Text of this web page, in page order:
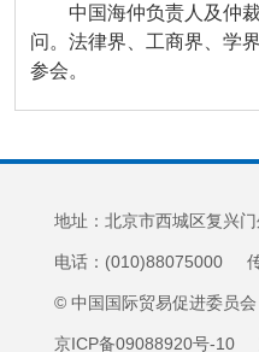
中国海仲负责人及仲
问。法律界、工商界、学
参会。
地址：北京市西城区复兴
电话：(010)88075000
© 中国国际贸易促进委员
京ICP备09088920号-10